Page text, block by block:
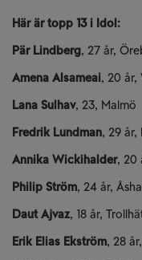
Här är topp 13 i Idol:
Pär Lindberg, 27 år,
Amena Alsameai, 20 år,
Lana Sulhav, 23, Malmö
Fredrik Lundman, 29 år,
Annika Wickihalder, 20
Philip Ström, 24 år,
Daut Ajvaz, 18 år,
Erik Elias Ekström, 28